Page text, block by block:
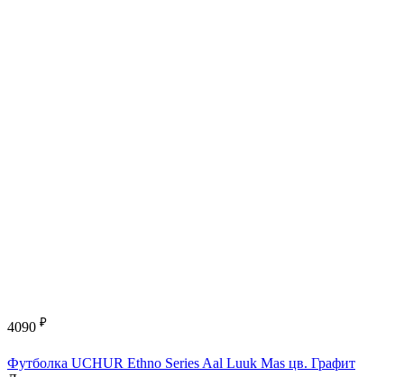
4090 ₽
Футболка UCHUR Ethno Series Aal Luuk Mas цв. Графит